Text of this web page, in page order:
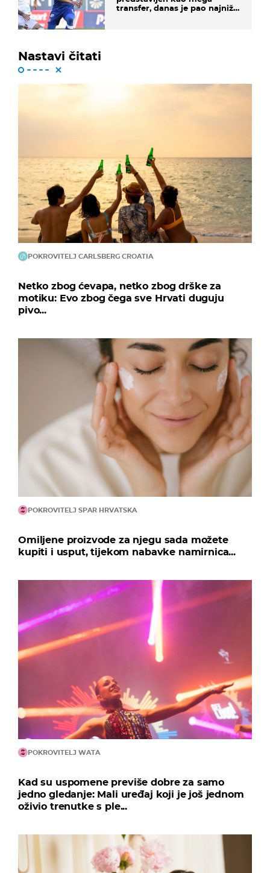
transfer, danas je pao najniže
Nastavi čitati
POKROVITELJ CARLSBERG CROATIA
Netko zbog ćevapa, netko zbog drške za
motiku: Evo zbog čega sve Hrvati duguju
pivo...
POKROVITELJ SPAR HRVATSKA
Omiljene proizvode za njegu sada možete
kupiti i usput, tijekom nabavke namirnica...
POKROVITELJ WATA
Kad su uspomene previše dobre za samo
jedno gledanje: Mali uređaj koji je još jednom
oživio trenutke s ple...